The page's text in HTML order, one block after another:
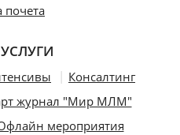
почета
Консалтинг
журнал "Мир МЛМ"
мероприятия